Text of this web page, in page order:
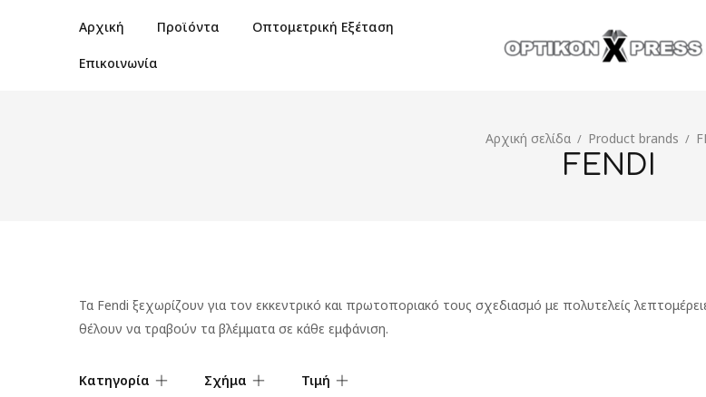
Αρχική Προϊόντα Οπτομετρική Εξέταση
Επικοινωνία
Αρχική σελίδα / Product brands /
FENDI
Τα Fendi ξεχωρίζουν για τον εκκεντρικό και πρωτοποριακό τους σχεδιασμό με πολυτελείς
θέλουν να τραβούν τα βλέμματα σε κάθε εμφάνιση.
Κατηγορία Σχήμα Τιμή